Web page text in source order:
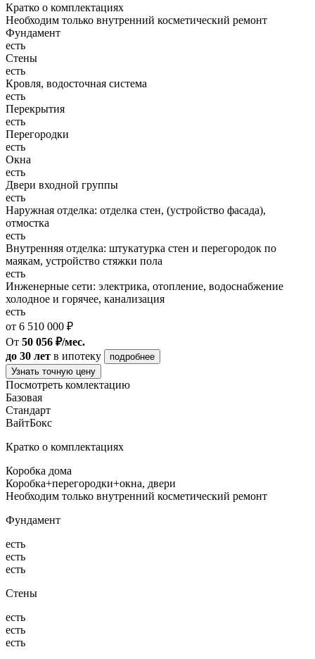
Кратко о комплектациях
Необходим только внутренний косметический ремонт
Фундамент
есть
Стены
есть
Кровля, водосточная система
есть
Перекрытия
есть
Перегородки
есть
Окна
есть
Двери входной группы
есть
Наружная отделка: отделка стен, (устройство фасада),
отмостка
есть
Внутренняя отделка: штукатурка стен и перегородок по
маякам, устройство стяжки пола
есть
Инженерные сети: электрика, отопление, водоснабжение
холодное и горячее, канализация
есть
от 6 510 000 ₽
От 50 056 ₽/мес.
до 30 лет в ипотеку
подробнее
Узнать точную цену
Посмотреть комлектацию
Базовая
Стандарт
ВайтБокс
Кратко о комплектациях
Коробка дома
Коробка+перегородки+окна, двери
Необходим только внутренний косметический ремонт
Фундамент
есть
есть
есть
Стены
есть
есть
есть